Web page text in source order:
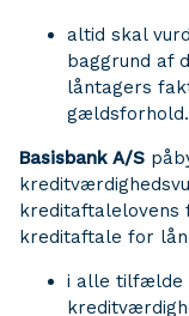
altid skal
baggrund af
låntagers
gældsforhold.
Basisbank A/S
kreditaftalelovens
kreditaftale for
i alle tilfælde